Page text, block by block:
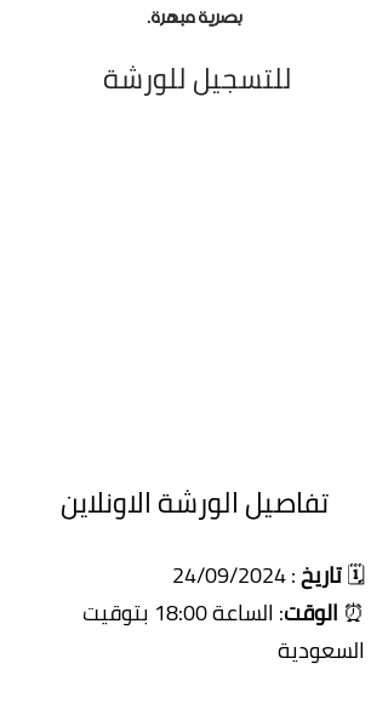
بصرية مبهرة.
للتسجيل للورشة
تفاصيل الورشة الاونلاين
🗓️تاريخ: 24/09/2024
⏰ الوقت
: الساعة 18:00 بتوقيت
السعودية